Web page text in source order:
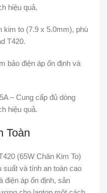
hiệu quả.
kim to (7.9 x 5.0mm), phù
T420.
bảo điện áp ổn định và
– Cung cấp đủ dòng
hiệu quả.
Toàn
(65W Chân Kim To)
và tính an toàn cao
điện áp ổn định, sản